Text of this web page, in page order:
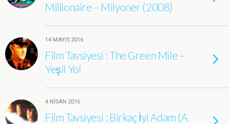
Millionaire – Milyoner (2008)
14 MAYIS 2016
Film Tavsiyesi : The Green Mile –
Yeşil Yol
4 NISAN 2016
Film Tavsiyesi : Birkaç İyi Adam (A